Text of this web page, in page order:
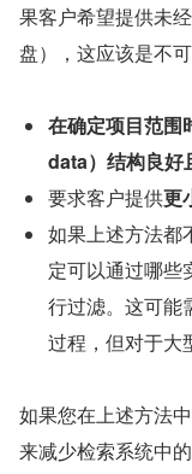
果客户希望提供未
盘），这应该是不
在确定项目范
data）结构良好
要求客户提供更
如果上述方法都
定可以通过哪些
行过滤。这可能
过程，但对于大
如果您在上述方法
来减少检索系统中